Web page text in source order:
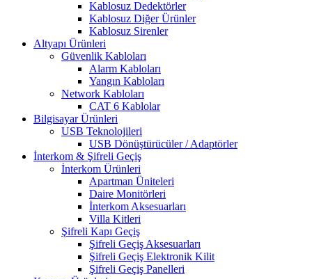
Kablosuz Dedektörler
Kablosuz Diğer Ürünler
Kablosuz Sirenler
Altyapı Ürünleri
Güvenlik Kabloları
Alarm Kabloları
Yangın Kabloları
Network Kabloları
CAT 6 Kablolar
Bilgisayar Ürünleri
USB Teknolojileri
USB Dönüştürücüler / Adaptörler
İnterkom & Şifreli Geçiş
İnterkom Ürünleri
Apartman Üniteleri
Daire Monitörleri
İnterkom Aksesuarları
Villa Kitleri
Şifreli Kapı Geçiş
Şifreli Geçiş Aksesuarları
Şifreli Geçiş Elektronik Kilit
Şifreli Geçiş Panelleri